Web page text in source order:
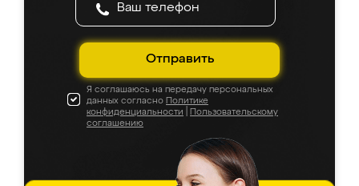
Отправить
Я соглашаюсь на передачу персональных
данных согласно Политике
конфиденциальности
Пользовательскому
соглашению